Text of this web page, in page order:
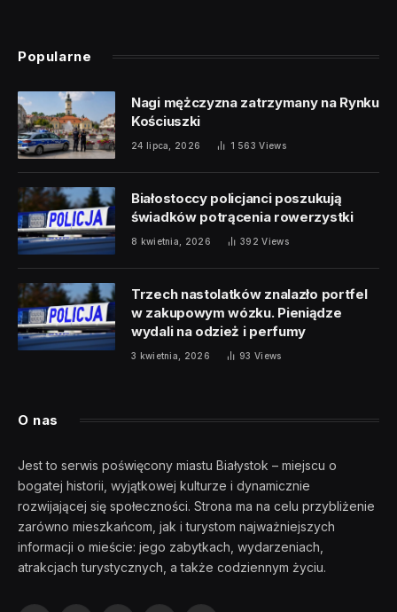
Popularne
Nagi mężczyzna zatrzymany na Rynku
Kościuszki
24 lipca, 2026 1 563Views
Białostoccy policjanci poszukują
świadków potrącenia rowerzystki
8 kwietnia, 2026 392Views
Trzech nastolatków znalazło portfel
w zakupowym wózku. Pieniądze
wydali na odzież i perfumy
3 kwietnia, 2026 93Views
O nas
Jest to serwis poświęcony miastu Białystok – miejscu o
bogatej historii, wyjątkowej kulturze i dynamicznie
rozwijającej się społeczności. Strona ma na celu przybliżenie
zarówno mieszkańcom, jak i turystom najważniejszych
informacji o mieście: jego zabytkach, wydarzeniach,
atrakcjach turystycznych, a także codziennym życiu.